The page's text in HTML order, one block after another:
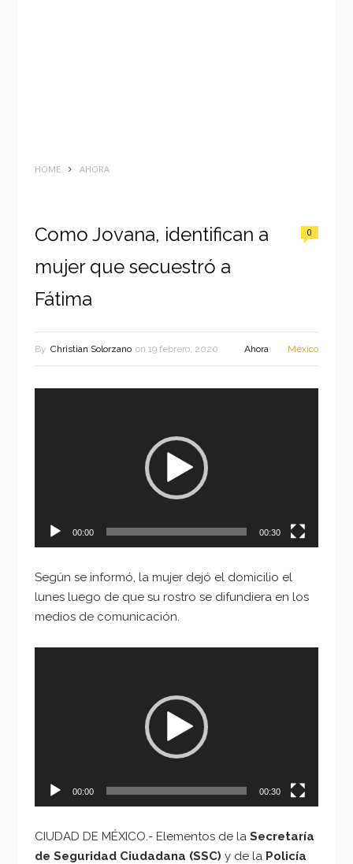
HOME AHORA
Como Jovana, identifican a
mujer que secuestró a
Fátima
0
By Christian Solorzano on 19 febrero, 2020 Ahora México
00:00 00:30
Según se informó, la mujer dejó el domicilio el
lunes luego de que su rostro se difundiera en los
medios de comunicación.
00:00 00:30
CIUDAD DE MÉXICO.- Elementos de la Secretaría
de Seguridad Ciudadana (SSC) y de la Policía